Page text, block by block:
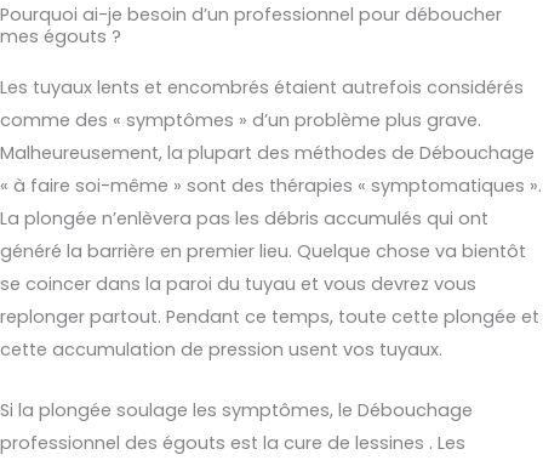
Pourquoi ai-je besoin d’un professionnel pour déboucher
mes égouts ?
Les tuyaux lents et encombrés étaient autrefois considérés
comme des « symptômes » d’un problème plus grave.
Malheureusement, la plupart des méthodes de Débouchage
« à faire soi-même » sont des thérapies « symptomatiques ».
La plongée n’enlèvera pas les débris accumulés qui ont
généré la barrière en premier lieu. Quelque chose va bientôt
se coincer dans la paroi du tuyau et vous devrez vous
replonger partout. Pendant ce temps, toute cette plongée et
cette accumulation de pression usent vos tuyaux.
Si la plongée soulage les symptômes, le Débouchage
professionnel des égouts est la cure de lessines . Les